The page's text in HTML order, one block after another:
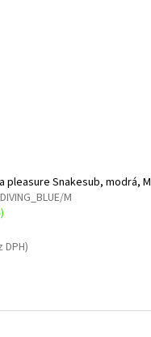
pleasure Snakesub, modrá, M
DIVING_BLUE/M
DPH)